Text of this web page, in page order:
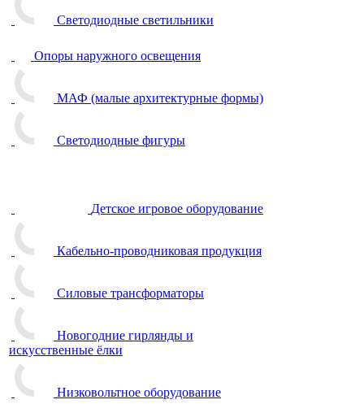
Светодиодные светильники
Опоры наружного освещения
МАФ (малые архитектурные формы)
Светодиодные фигуры
Детское игровое оборудование
Кабельно-проводниковая продукция
Силовые трансформаторы
Новогодние гирлянды и
искусственные ёлки
Низковольтное оборудование